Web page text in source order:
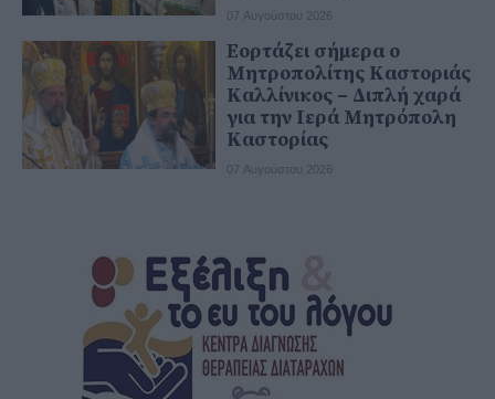
07 Αυγούστου 2026
Εορτάζει σήμερα ο
Μητροπολίτης Καστοριάς
Καλλίνικος – Διπλή χαρά
για την Ιερά Μητρόπολη
Καστορίας
07 Αυγούστου 2026